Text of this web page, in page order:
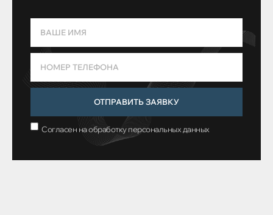
Согласен на обработку персональных данных
ОТПРАВИТЬ ЗАЯВКУ